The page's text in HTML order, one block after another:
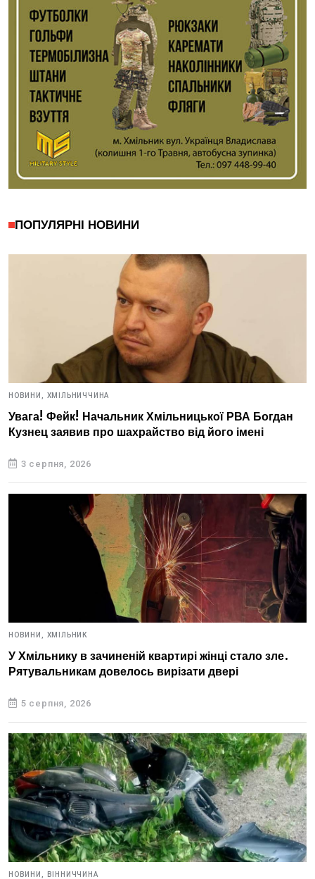
ПОПУЛЯРНІ НОВИНИ
НОВИНИ, ХМІЛЬНИЧЧИНА
Увага! Фейк! Начальник Хмільницької РВА Богдан
Кузнец заявив про шахрайство від його імені
3 серпня, 2026
НОВИНИ, ХМІЛЬНИК
У Хмільнику в зачиненій квартирі жінці стало зле.
Рятувальникам довелось вирізати двері
5 серпня, 2026
НОВИНИ, ВІННИЧЧИНА